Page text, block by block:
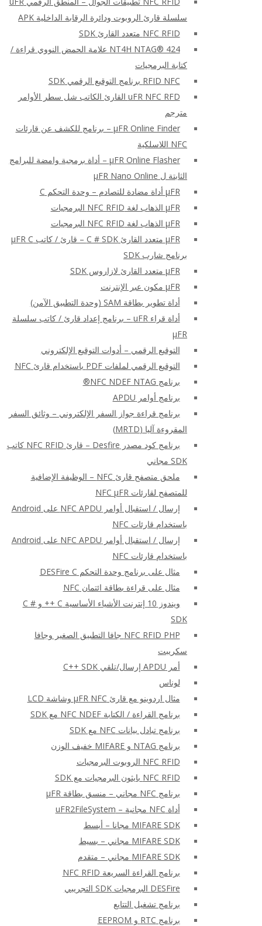
سلسلة قارئ الروبوت ودائرة الرقابة الداخلية APK
NFC RFID متعدد القارئ SDK
NT4H NTAG® 424 علامة الحمض النووي قراءة /
كتابة البرمجيات
RFID NFC برنامج التوقيع الرقمي SDK
uFR NFC RFD القارئ الكاتب شل سطر الأوامر
مترجم
μFR Online Finder – برنامج للكشف عن قارئات
NFC اللاسلكية
μFR Online Flasher – أداة برمجية وامضة للبرامج
الثابتة ل μFR Nano Online
μFR أداة مضادة للتصادم – وحدة التحكم C
μFR الذهاب لغة NFC RFID البرمجيات
μFR الذهاب لغة NFC RFID البرمجيات
μFR متعدد القارئ C # SDK – قارئ / كاتب μFR C
برنامج شارب SDK
μFR متعدد القارئ لازاروس SDK
μFR مكون عبر الإنترنت
أداة تطوير بطاقة SAM (وحدة التطبيق الآمن)
أداة قراء uFR – برنامج إعداد قارئ / كاتب سلسلة
μFR
التوقيع الرقمي – أدوات التوقيع الإلكتروني
التوقيع الرقمي لملفات PDF باستخدام قارئ NFC
برنامج NFC NDEF NTAG®
برنامج أوامر APDU
برنامج قراءة جواز السفر الإلكتروني – وثائق السفر
المقروءة آليا (MRTD)
برنامج كود مصدر Desfire – قارئ NFC RFID كاتب
SDK مجاني
ملحق متصفح قارئ NFC – الوظيفة الإضافية
للمتصفح لقارئات NFC μFR
إرسال / استقبال أوامر NFC APDU على Android
باستخدام قارئات NFC
إرسال / استقبال أوامر NFC APDU على Android
باستخدام قارئات NFC
مثال على برنامج وحدة التحكم DESFire C
مثال على قراءة بطاقة ائتمان NFC
ويندوز 10 إنترنت الأشياء الأساسية C ++ و C #
SDK
NFC RFID PHP جافا التطبيق الصغير وجافا
سكريبت
أمر APDU إرسال/تلقي C++ SDK
لوناس
مثال اردوينو مع قارئ μFR NFC وشاشة LCD
برنامج القراءة / الكتابة NFC NDEF مع SDK
برنامج تبادل بيانات NFC مع SDK
برنامج NTAG و MIFARE خفيف الوزن
NFC RFID الروبوت البرمجيات
NFC RFID بايثون البرمجيات مع SDK
برنامج NFC مجاني – منسق بطاقة μFR
أداة NFC مجانية – uFR2FileSystem
MIFARE SDK مجانا – أبسط
MIFARE SDK مجاني – بسيط
MIFARE SDK مجاني – متقدم
برنامج القراءة السريعة NFC RFID
DESFire البرمجيات SDK التجريبي
برنامج تشغيل التتابع
برنامج RTC و EEPROM